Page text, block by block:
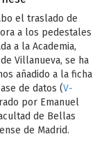
esta noticia
por realizarlo
albergar los
además
de usuarios.
de investigación
de Conocimiento
del sistema
Innovación, a
cuya
que se
el momento de su
el traslado de
a los pedestales
a la Academia,
Villanueva, se ha
añadido a la ficha
de datos (V-
por Emanuel
de Bellas
de Madrid.
Ferreri por